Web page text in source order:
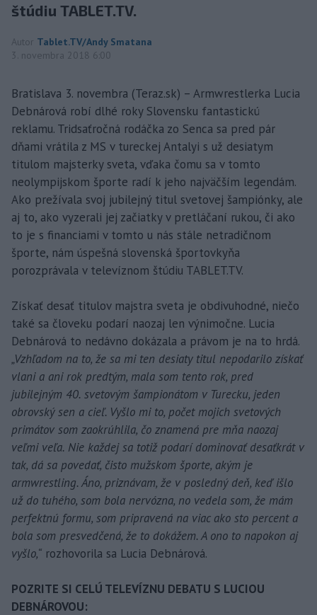
štúdiu TABLET.TV.
Autor Tablet.TV/Andy Smatana
3. novembra 2018 6:00
Bratislava 3. novembra (Teraz.sk) – Armwrestlerka Lucia
Debnárová robí dlhé roky Slovensku fantastickú
reklamu. Tridsaťročná rodáčka zo Senca sa pred pár
dňami vrátila z MS v tureckej Antalyi s už desiatym
titulom majsterky sveta, vďaka čomu sa v tomto
neolympijskom športe radí k jeho najväčším legendám.
Ako prežívala svoj jubilejný titul svetovej šampiónky, ale
aj to, ako vyzerali jej začiatky v pretláčaní rukou, či ako
to je s financiami v tomto u nás stále netradičnom
športe, nám úspešná slovenská športovkyňa
porozprávala v televíznom štúdiu TABLET.TV.
Získať desať titulov majstra sveta je obdivuhodné, niečo
také sa človeku podarí naozaj len výnimočne. Lucia
Debnárová to nedávno dokázala a právom je na to hrdá.
„Vzhľadom na to, že sa mi ten desiaty titul nepodarilo získať
vlani a ani rok predtým, mala som tento rok, pred
jubilejným 40. svetovým šampionátom v Turecku, jeden
obrovský sen a cieľ. Vyšlo mi to, počet mojich svetových
primátov som zaokrúhlila, čo znamená pre mňa naozaj
veľmi veľa. Nie každej sa totiž podarí dominovať desaťkrát v
tak, dá sa povedať, čisto mužskom športe, akým je
armwrestling. Áno, priznávam, že v posledný deň, keď išlo
už do tuhého, som bola nervózna, no vedela som, že mám
perfektnú formu, som pripravená na viac ako sto percent a
bola som presvedčená, že to dokážem. A ono to napokon aj
vyšlo,“ rozhovorila sa Lucia Debnárová.
POZRITE SI CELÚ TELEVÍZNU DEBATU S LUCIOU
DEBNÁROVOU: